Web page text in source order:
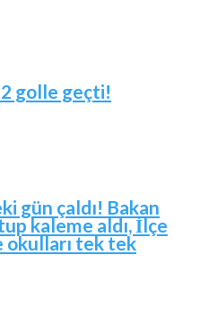
2 golle geçti!
gün çaldı! Bakan
kaleme aldı, İlçe
okulları tek tek